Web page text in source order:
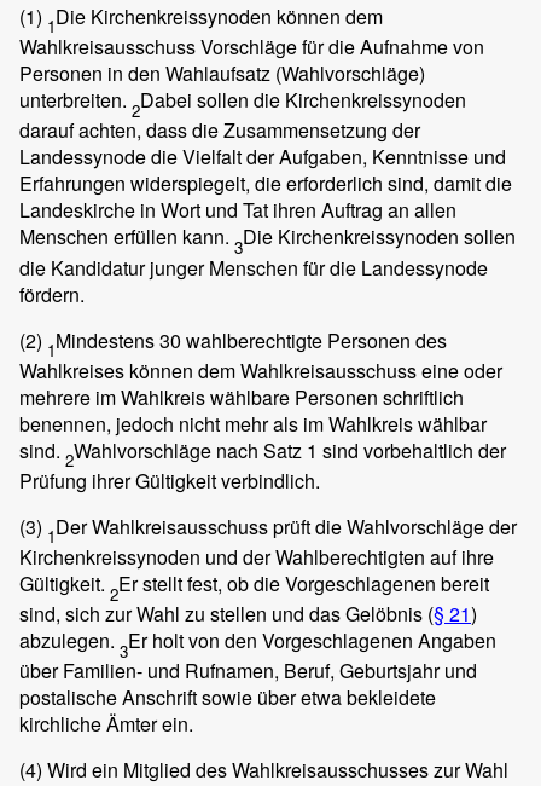
(1) 1Die Kirchenkreissynoden können dem
Wahlkreisausschuss Vorschläge für die Aufnahme von
Personen in den Wahlaufsatz (Wahlvorschläge)
unterbreiten. 2Dabei sollen die Kirchenkreissynoden
darauf achten, dass die Zusammensetzung der
Landessynode die Vielfalt der Aufgaben, Kenntnisse und
Erfahrungen widerspiegelt, die erforderlich sind, damit die
Landeskirche in Wort und Tat ihren Auftrag an allen
Menschen erfüllen kann. 3Die Kirchenkreissynoden sollen
die Kandidatur junger Menschen für die Landessynode
fördern.
(2) 1Mindestens 30 wahlberechtigte Personen des
Wahlkreises können dem Wahlkreisausschuss eine oder
mehrere im Wahlkreis wählbare Personen schriftlich
benennen, jedoch nicht mehr als im Wahlkreis wählbar
sind. 2Wahlvorschläge nach Satz 1 sind vorbehaltlich der
Prüfung ihrer Gültigkeit verbindlich.
(3) 1Der Wahlkreisausschuss prüft die Wahlvorschläge der
Kirchenkreissynoden und der Wahlberechtigten auf ihre
Gültigkeit. 2Er stellt fest, ob die Vorgeschlagenen bereit
sind, sich zur Wahl zu stellen und das Gelöbnis (§ 21)
abzulegen. 3Er holt von den Vorgeschlagenen Angaben
über Familien- und Rufnamen, Beruf, Geburtsjahr und
postalische Anschrift sowie über etwa bekleidete
kirchliche Ämter ein.
(4) Wird ein Mitglied des Wahlkreisausschusses zur Wahl